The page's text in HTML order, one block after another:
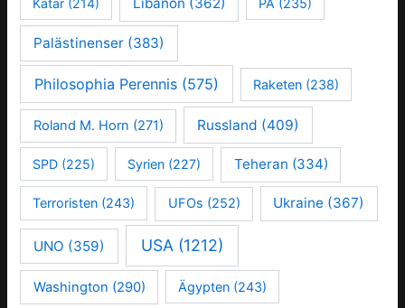
Katar (214) PA (235)
Palästinenser (383)
Philosophia Perennis (575) Raketen(238)
Roland M. Horn (271) Russland (409)
SPD (225) Syrien (227) Teheran (334)
Terroristen (243) UFOs (252) Ukraine (367)
UNO (359) USA (1212)
Washington (290) Ägypten (243)